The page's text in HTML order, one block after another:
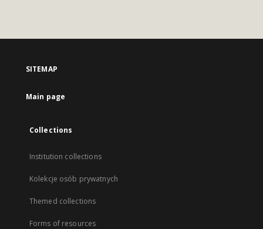
SITEMAP
Main page
Collections
Institution collections
Kolekcje osób prywatnych
Themed collections
Forms of resources